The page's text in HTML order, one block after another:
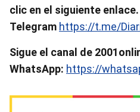
clic en el siguiente
Telegram https://t.me/
Sigue el canal de
WhatsApp: https://